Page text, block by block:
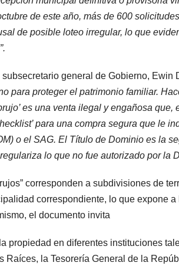
de este año, más de 600
de posible loteo irregular, lo que
general de Gobierno, Ewin
para proteger el patrimonio familiar.
es una venta ilegal y engañosa
para una compra segura que le
o el SAG. El Título de Dominio es la
lo que no fue autorizado por la
corresponden a subdivisiones de
correspondiente, lo que expone
el documento invita
propiedad en diferentes instituciones
Raíces, la Tesorería General de la